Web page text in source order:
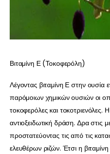
Βιταμίνη Ε (Τοκοφερόλη)
Λέγοντας βιταμίνη Ε στην ουσία
παρόμοιων χημικών ουσιών οι
τοκοφερόλες και τοκοτριενόλες.
αντιοξειδωτική δράση. Δρα στις
προστατεύοντας τις από τις
ελευθέρων ριζών. Έτσι η βιταμίνη